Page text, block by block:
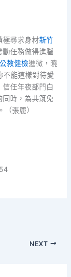
尋求身材新竹
動任務做得進腦
教健檢進微，曉
能這樣對待愛
任年夜部門白
同時，為共筑免
（張麗）
NEXT